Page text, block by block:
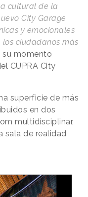
cultural de la
City Garage
y emocionales
ciudadanos más
su momento
CUPRA City
superficie de más
en dos
multidisciplinar,
sala de realidad